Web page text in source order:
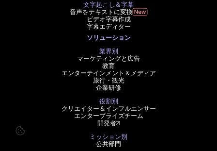
文字起こし＆字幕
音声をテキストに変換
ビデオ字幕作成
字幕エディター
ソリューション
業界別
マーケティングと広告
教育
エンターテインメント＆メディア
旅行・観光
企業研修
役割別
クリエイター＆インフルエンサー
エンタープライズチーム
開発者
ミッション別
公共部門